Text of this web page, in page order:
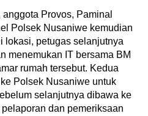
Provos, Paminal
Polsek Nusaniwe kemudian
lokasi, petugas selanjutnya
menemukan IT bersama BM
rumah tersebut. Kedua
Polsek Nusaniwe untuk
selanjutnya dibawa ke
dan pemeriksaan